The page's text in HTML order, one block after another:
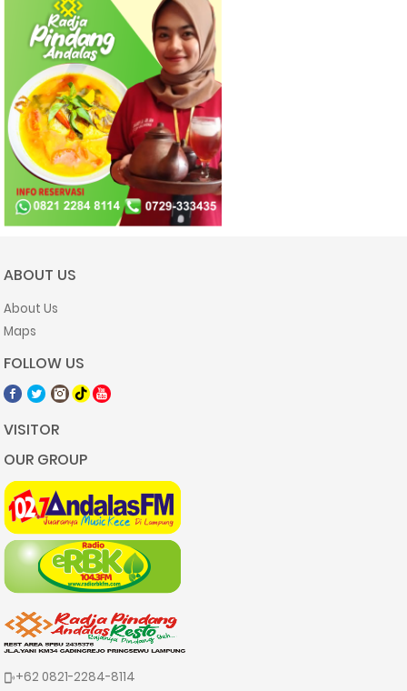
ABOUT US
About Us
Maps
FOLLOW US
VISITOR
OUR GROUP
phonelink_ring+62 0821-2284-8114